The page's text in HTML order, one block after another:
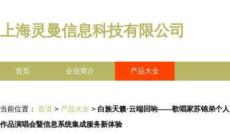
上海灵曼信息科技有限公司
首页 企业简介 产品大全
当前位置： 首页 > 产品大全 > 白族天籁·云端回响——歌唱家苏锦弟个人
作品演唱会暨信息系统集成服务新体验